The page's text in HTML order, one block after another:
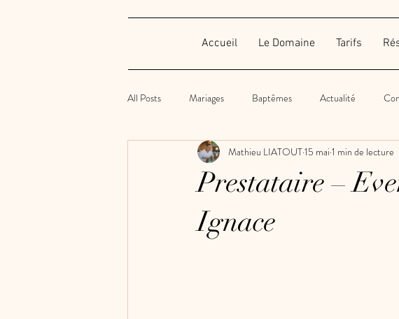
Accueil Le Domaine Tarifs
All Posts Mariages Baptêmes Actualité
Anniversaires Soirées privées Autres
Prestataire –
Ignace
Mathieu LIATOUT15 mai 1 min de lecture